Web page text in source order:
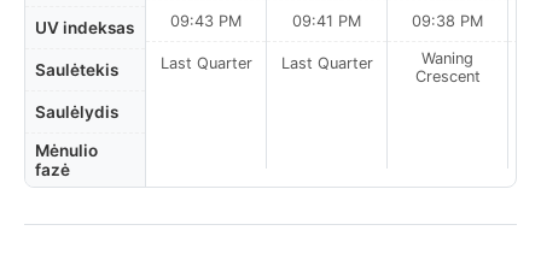
UV indeksas
Saulėtekis
Saulėlydis
Mėnulio
fazė
09:43 PM
Last Quarter
09:41 PM
Last Quarter
09:38 PM
Waning
Crescent